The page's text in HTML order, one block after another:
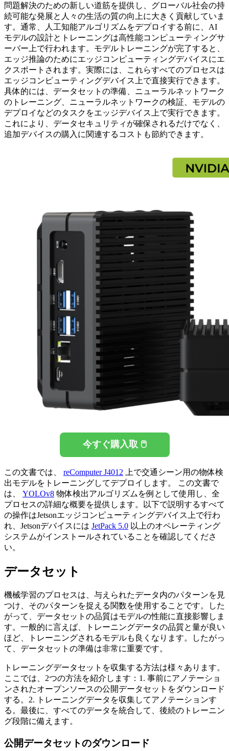
問題解決のための新しい道筋を提供し、グローバル社会の持
続可能な発展と人々の生活の質の向上に大きく貢献していま
す。通常、人工知能アルゴリズムをデプロイする前に、AI
モデルの設計とトレーニングは高性能コンピューティングサ
ーバー上で行われます。モデルトレーニングが完了すると、
エッジ推論のためにエッジコンピューティングデバイスにエ
クスポートされます。実際には、これらすべてのプロセスは
エッジコンピューティングデバイス上で直接実行できます。
具体的には、データセットの準備、ニューラルネットワーク
のトレーニング、ニューラルネットワークの検証、モデルの
デプロイなどのタスクをエッジデバイス上で実行できます。
これにより、データセキュリティが確保されるだけでなく、
追加デバイスの購入に関連するコストも節約できます。
今すぐ購入取 🖱️
この文書では、 reComputer J4012 上で交通シーン用の物体検
出モデルをトレーニングしてデプロイします。 この文書で
は、 YOLOv8 物体検出アルゴリズムを例として使用し、全
プロセスの詳細な概要を提供します。以下で説明するすべて
の操作はJetsonエッジコンピューティングデバイス上で行わ
れ、Jetsonデバイスには JetPack 5.0 以上のオペレーティング
システムがインストールされていることを確認してくださ
い。
データセット
機械学習のプロセスは、与えられたデータ内のパターンを見
つけ、そのパターンを捉える関数を使用することです。した
がって、データセットの品質はモデルの性能に直接影響しま
す。一般的に言えば、トレーニングデータの品質と量が良い
ほど、トレーニングされるモデルも良くなります。したがっ
て、データセットの準備は非常に重要です。
トレーニングデータセットを収集する方法は様々あります。
ここでは、2つの方法を紹介します：1. 事前にアノテーショ
ンされたオープンソースの公開データセットをダウンロード
する。2. トレーニングデータを収集してアノテーションす
る。最後に、すべてのデータを統合して、後続のトレーニン
グ段階に備えます。
公開データセットのダウンロード